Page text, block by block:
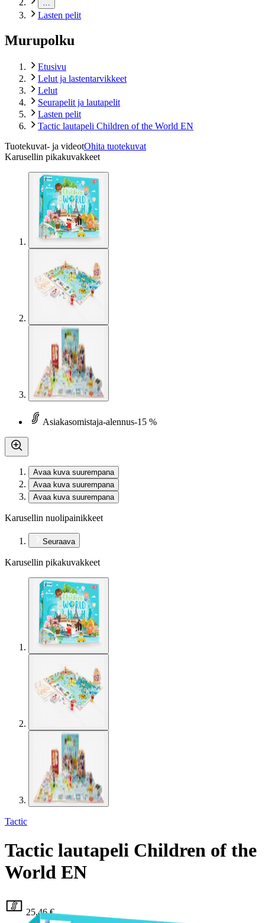
Lasten pelit
Murupolku
Etusivu
Lelut ja lastentarvikkeet
Lelut
Seurapelit ja lautapelit
Lasten pelit
Tactic lautapeli Children of the World EN
Tuotekuvat- ja videotOhita tuotekuvat
Karusellin pikakuvakkeet
Asiakasomistaja-alennus-15 %
Avaa kuva suurempana
Avaa kuva suurempana
Avaa kuva suurempana
Karusellin nuolipainikkeet
Seuraava
Karusellin pikakuvakkeet
Tactic
Tactic lautapeli Children of the
World EN
25,46 €